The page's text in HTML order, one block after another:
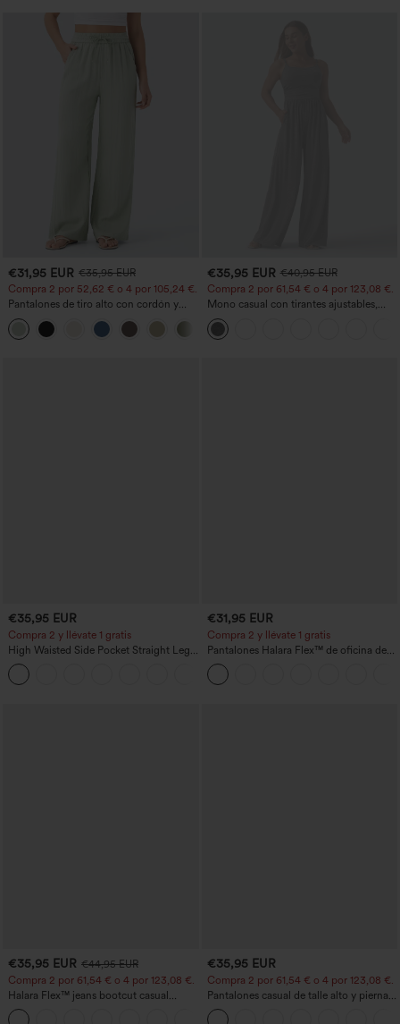
€31,95 EUR €35,95 EUR
Compra 2 por 52,62 € o 4 por 105,24 €.
Pantalones de tiro alto con cordón y
bolsillos, pernera ancha, holgados y de
estilo casual con tacto de lino.
€35,95 EUR €40,95 EUR
Compra 2 por 61,54 € o 4 por 123,08 €.
Mono casual con tirantes ajustables,
fruncidos, pierna ancha, tejido jaspeado
y bolsillos - Easy Peezy
€35,95 EUR
Compra 2 y llévate 1 gratis
High Waisted Side Pocket Straight Leg
Work Pants
€31,95 EUR
Compra 2 y llévate 1 gratis
Pantalones Halara Flex™ de oficina de
tiro alto ligeramente acampanados con
bolsillos
€35,95 EUR €44,95 EUR
Compra 2 por 61,54 € o 4 por 123,08 €.
Halara Flex™ jeans bootcut casual
lavados, de talle alto y con bolsillos
€35,95 EUR
Compra 2 por 61,54 € o 4 por 123,08 €.
Pantalones casual de talle alto y pierna
recta con tacto de lino y bolsillos